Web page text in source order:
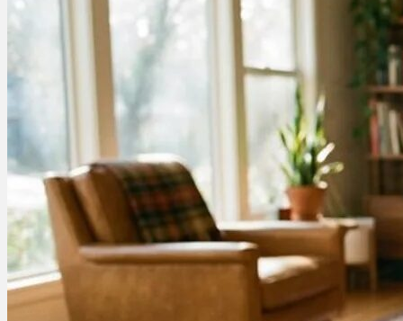
Alle Krankheiten
Chronische Schmerzen